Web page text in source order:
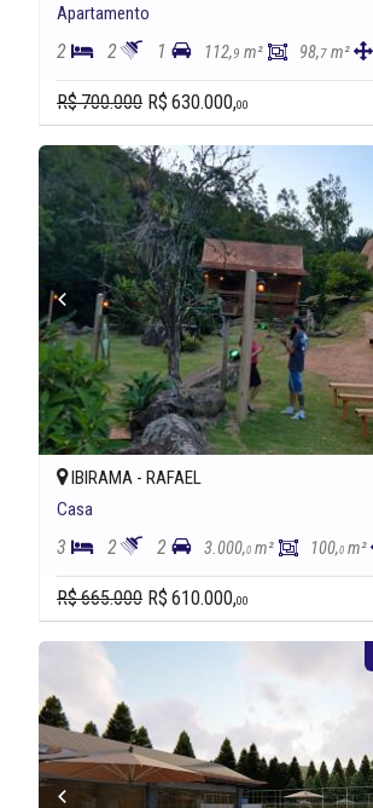
Apartamento
2 2 1 112,9 m² 98,7 m²
R$ 700.000 R$ 630.000,00
IBIRAMA - RAFAEL
Casa
3 2 2 3.000,0 m² 100,0 m²
R$ 665.000 R$ 610.000,00